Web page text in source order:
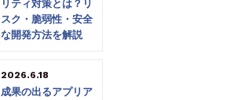
リティ対策とは？リ
スク・脆弱性・安全
な開発方法を解説
2026.6.18
成果の出るアプリア